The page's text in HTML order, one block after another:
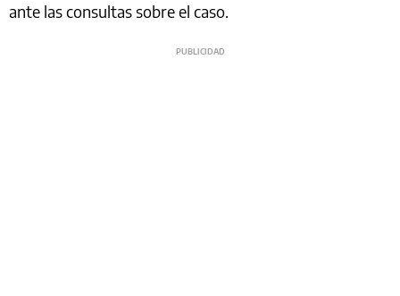
ante las consultas sobre el caso.